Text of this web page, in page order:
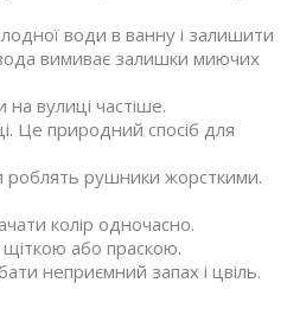
води в ванну і залишити
вода вимиває залишки миючих
вулиці частіше.
Це природний спосіб для
роблять рушники жорсткими.
колір одночасно.
або праскою.
неприємний запах і цвіль.